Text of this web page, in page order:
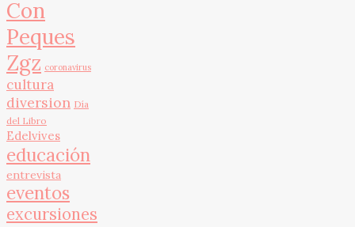
Con
Peques
Zgz coronavirus
cultura
diversion Día
del Libro
Edelvives
educación
entrevista
eventos
excursiones